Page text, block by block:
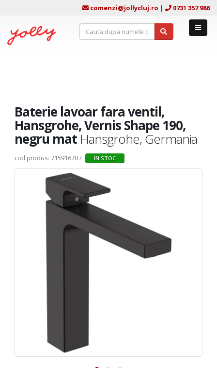
comenzi@jollycluj.ro | 0731 357 986
Baterie lavoar fara ventil,
Hansgrohe, Vernis Shape 190,
negru mat Hansgrohe, Germania
cod produs: 71591670 / IN STOC